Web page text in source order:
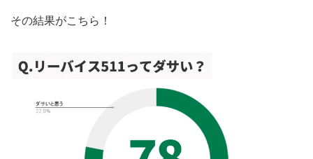
その結果がこちら！